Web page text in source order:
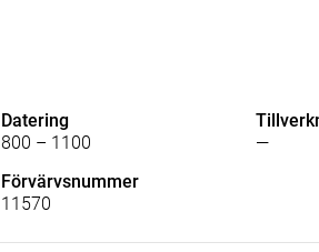
Datering
800 – 1100
—
Förvärvsnummer
11570